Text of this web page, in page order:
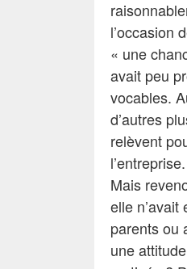
l’occasion
« une
avait peu
vocables.
d’autres
relèvent
l’entreprise.
Mais
elle
parents ou
une